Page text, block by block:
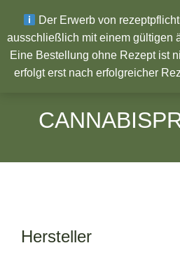
Wir wünschen ein
Hersteller
Der Erwerb von
ausschließlich mit einem gültigen
Eine Bestellung ohne Rezept ist
erfolgt erst nach erfolgreicher